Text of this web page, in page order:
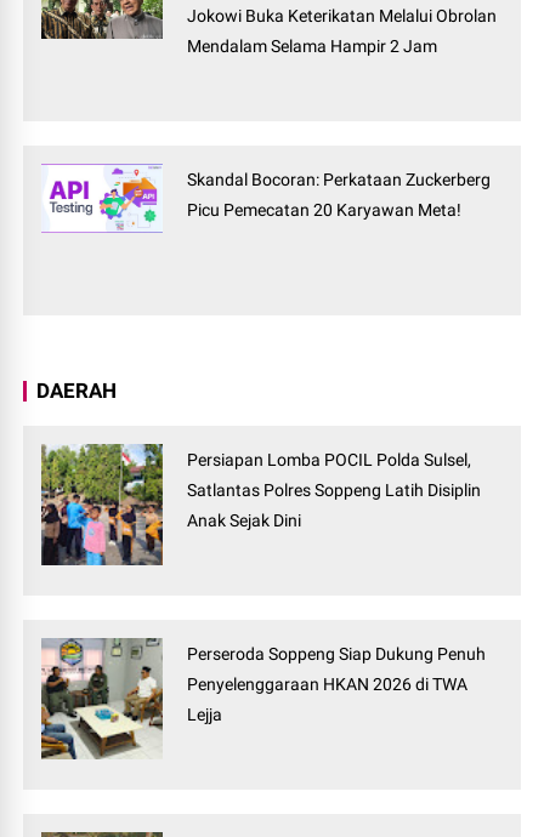
Jokowi Buka Keterikatan Melalui Obrolan
Mendalam Selama Hampir 2 Jam
Skandal Bocoran: Perkataan Zuckerberg
Picu Pemecatan 20 Karyawan Meta!
DAERAH
Persiapan Lomba POCIL Polda Sulsel,
Satlantas Polres Soppeng Latih Disiplin
Anak Sejak Dini
Perseroda Soppeng Siap Dukung Penuh
Penyelenggaraan HKAN 2026 di TWA
Lejja